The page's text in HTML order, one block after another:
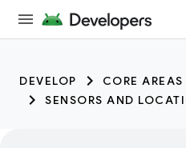
DEVELOP
CORE AREAS
SENSORS AND